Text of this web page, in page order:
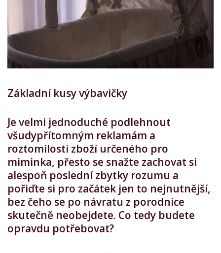
Základní kusy výbavičky
Je velmi jednoduché podlehnout
všudypřítomným reklamám a
roztomilosti zboží určeného pro
miminka, přesto se snažte zachovat si
alespoň poslední zbytky rozumu a
pořiďte si pro začátek jen to nejnutnější,
bez čeho se po návratu z porodnice
skutečně neobejdete. Co tedy budete
opravdu potřebovat?